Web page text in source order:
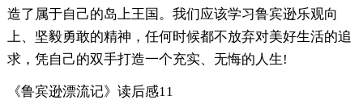
造了属于自己的岛上王国。我们应该学习鲁宾逊乐观向
上、坚毅勇敢的精神，任何时候都不放弃对美好生活的追
求，凭自己的双手打造一个充实、无悔的人生!
《鲁宾逊漂流记》读后感11